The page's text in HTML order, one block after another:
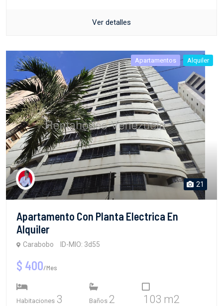
Ver detalles
Apartamentos Alquiler
21
Apartamento Con Planta Electrica En
Alquiler
Carabobo ID-MIO: 3d55
$ 400/Mes
Habitaciones 3 Baños 2 103 m2